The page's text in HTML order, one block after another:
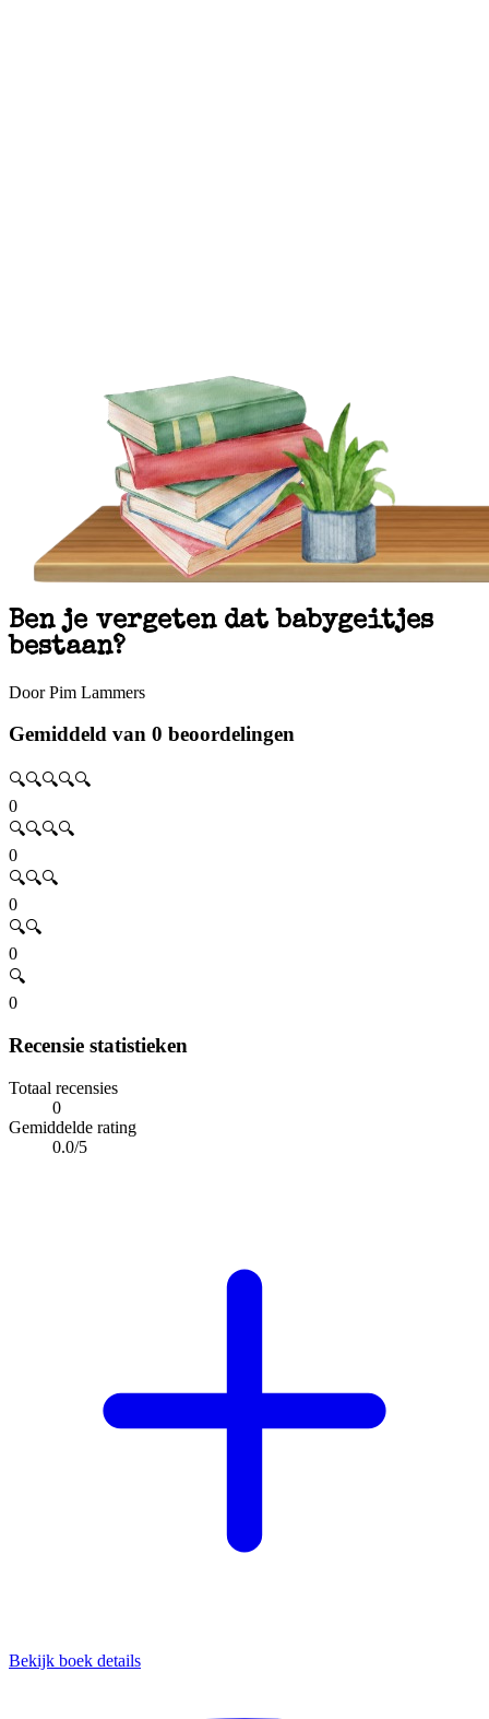
Ben je vergeten dat babygeitjes
bestaan?
Door Pim Lammers
Gemiddeld van 0 beoordelingen
🔍🔍🔍🔍🔍
0
🔍🔍🔍🔍
0
🔍🔍🔍
0
🔍🔍
0
🔍
0
Recensie statistieken
Totaal recensies
0
Gemiddelde rating
0.0/5
Bekijk boek details